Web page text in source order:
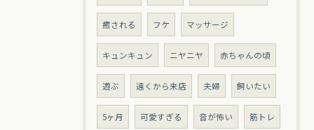
癒される フケ マッサージ
キュンキュン ニヤニヤ 赤ちゃんの頃
遊ぶ 遠くから来店 夫婦 飼いたい
5ヶ月 可愛すぎる 音が怖い 筋トレ